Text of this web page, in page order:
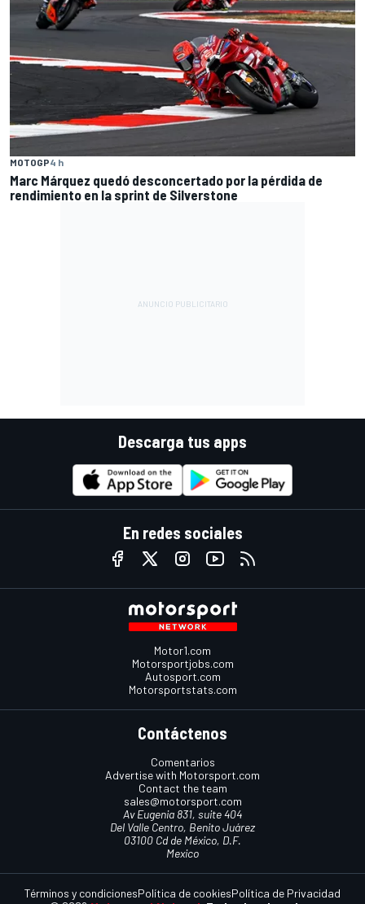
MOTOGP4 h
Marc Márquez quedó desconcertado por la pérdida de
rendimiento en la sprint de Silverstone
Descarga tus apps
En redes sociales
Motor1.com
Motorsportjobs.com
Autosport.com
Motorsportstats.com
Contáctenos
Comentarios
Advertise with Motorsport.com
Contact the team
sales@motorsport.com
Av Eugenia 831, suite 404
Del Valle Centro, Benito Juárez
03100 Cd de México, D.F.
Mexico
Términos y condicionesPolítica de cookiesPolítica de Privacidad